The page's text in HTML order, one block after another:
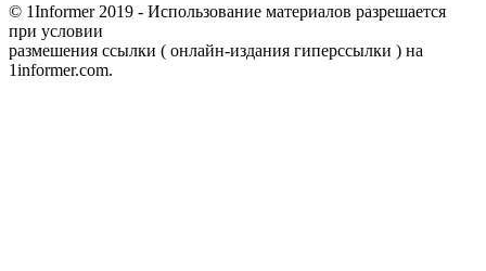
© 1Informer 2019 - Использование материалов разрешается
при условии
размешения ссылки ( онлайн-издания гиперссылки ) на
1informer.com.